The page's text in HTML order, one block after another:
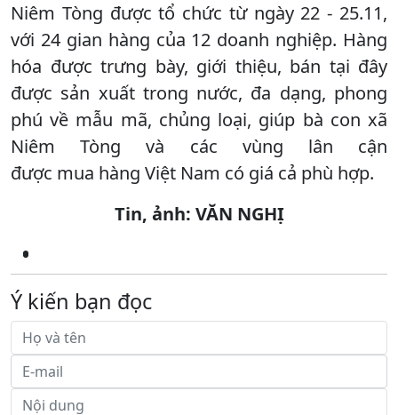
Niêm Tòng được tổ chức từ ngày 22 - 25.11,
với 24 gian hàng của 12 doanh nghiệp. Hàng
hóa được trưng bày, giới thiệu, bán tại đây
được sản xuất trong nước, đa dạng, phong
phú về mẫu mã, chủng loại, giúp bà con xã
Niêm Tòng và các vùng lân cận
được mua hàng Việt Nam có giá cả phù hợp.
Tin, ảnh: VĂN NGHỊ
Ý kiến bạn đọc